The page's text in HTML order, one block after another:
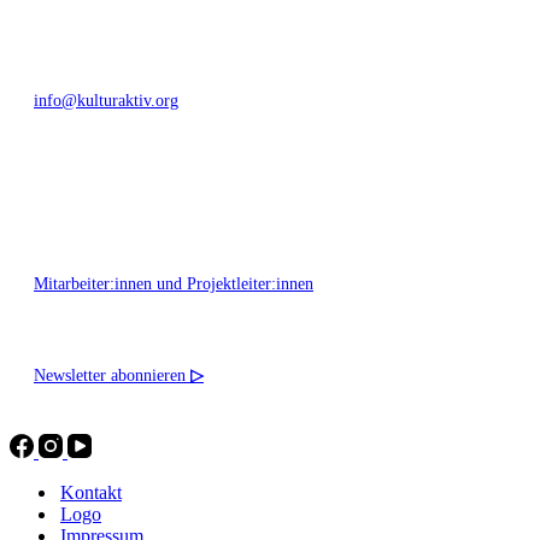
info@kulturaktiv.org
Mitarbeiter:innen und Projektleiter:innen
Newsletter abonnieren ▷
Kontakt
Logo
Impressum